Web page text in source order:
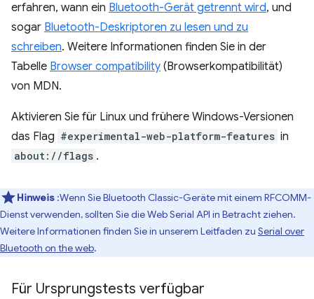
erfahren, wann ein Bluetooth-Gerät getrennt wird, und
sogar Bluetooth-Deskriptoren zu lesen und zu
schreiben. Weitere Informationen finden Sie in der
Tabelle Browser compatibility (Browserkompatibilität)
von MDN.
Aktivieren Sie für Linux und frühere Windows-Versionen
das Flag #experimental-web-platform-features in
about://flags .
Hinweis :Wenn Sie Bluetooth Classic-Geräte mit einem RFCOMM-
Dienst verwenden, sollten Sie die Web Serial API in Betracht ziehen.
Weitere Informationen finden Sie in unserem Leitfaden zu Serial over
Bluetooth on the web.
Für Ursprungstests verfügbar